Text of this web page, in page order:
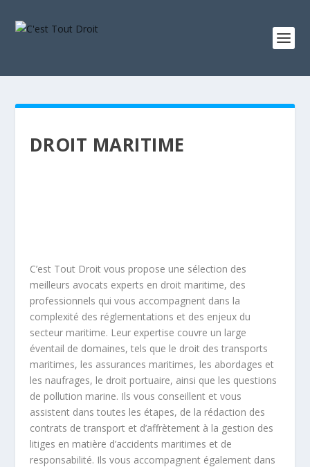
DROIT MARITIME
C’est Tout Droit vous propose une sélection des
meilleurs avocats experts en droit maritime, des
professionnels qui vous accompagnent dans la
complexité des réglementations et des enjeux du
secteur maritime. Leur expertise couvre un large
éventail de domaines, tels que le droit des transports
maritimes, les assurances maritimes, les abordages et
les naufrages, le droit portuaire, ainsi que les questions
de pollution marine. Ils vous conseillent et vous
assistent dans toutes les étapes, de la rédaction des
contrats de transport et d’affrètement à la gestion des
litiges en matière d’accidents maritimes et de
responsabilité. Ils vous accompagnent également dans